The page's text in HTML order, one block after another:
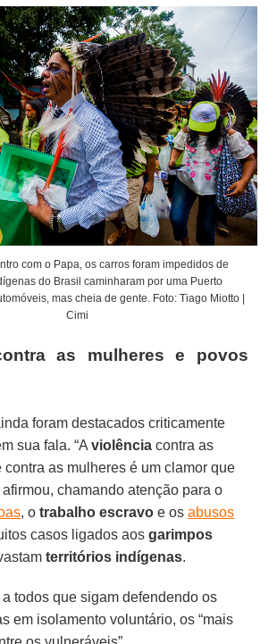
com o Papa, os carros foram impedidos de
do Brasil caminharam por uma Puerto
mas cheia de gente. Foto: Tiago Miotto |
Cimi
as mulheres e povos
foram destacados criticamente
sua fala. “Aviolência contra as
contra as mulheres é um clamor que
afirmou, chamando atenção para o
, otrabalho escravo e osabusos
casos ligados aosgarimpos
territórios indígenas.
todos que sigam defendendo os
em isolamento voluntário, os “mais